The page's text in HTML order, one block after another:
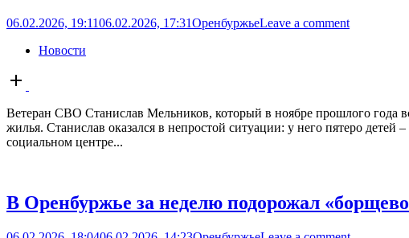
06.02.2026, 19:1106.02.2026, 17:31ОренбуржьеLeave a comment
Новости
Open
post
Ветеран СВО Станислав Мельников, который в ноябре прошлого года
жилья. Станислав оказался в непростой ситуации: у него пятеро
социальном центре...
В Оренбуржье за неделю подорожал